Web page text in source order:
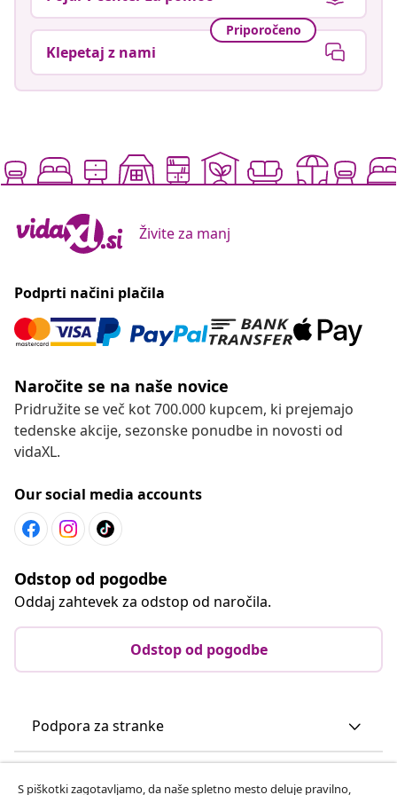
Priporočeno
Klepetaj z nami
Živite za manj
Podprti načini plačila
Naročite se na naše novice
Pridružite se več kot 700.000 kupcem, ki prejemajo
tedenske akcije, sezonske ponudbe in novosti od
vidaXL.
Our social media accounts
Odstop od pogodbe
Oddaj zahtevek za odstop od naročila.
Odstop od pogodbe
Podpora za stranke
S piškotki zagotavljamo, da naše spletno mesto deluje pravilno,